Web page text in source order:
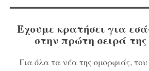
Έχουμε κρατήσει για
στην πρώτη σειρά
Για όλα τα νέα της ομορφιάς,